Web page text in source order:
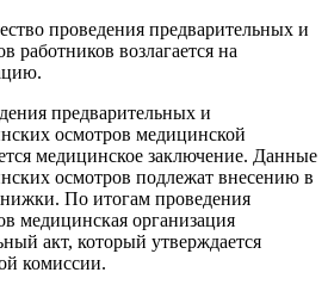
проведения предварительных и
работников возлагается на
предварительных и
осмотров медицинской
медицинское заключение. Данные
осмотров подлежат внесению в
По итогам проведения
медицинская организация
акт, который утверждается
комиссии.